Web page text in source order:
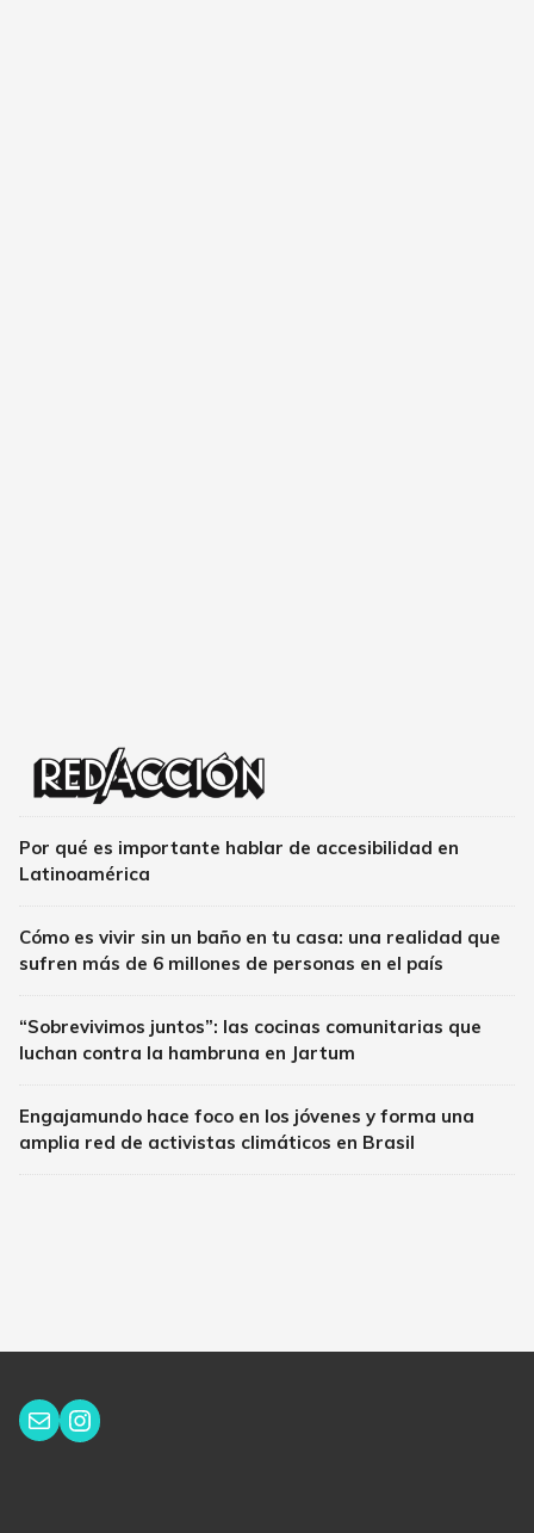
Por qué es importante hablar de accesibilidad en
Latinoamérica
Cómo es vivir sin un baño en tu casa: una realidad que
sufren más de 6 millones de personas en el país
“Sobrevivimos juntos”: las cocinas comunitarias que
luchan contra la hambruna en Jartum
Engajamundo hace foco en los jóvenes y forma una
amplia red de activistas climáticos en Brasil
Correo electrónico
Instagram